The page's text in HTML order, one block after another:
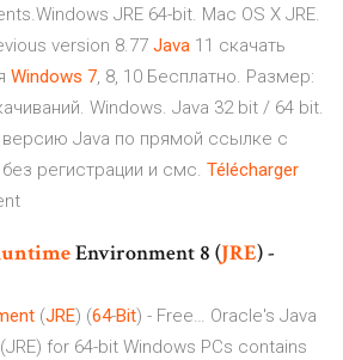
JRE 64-bit. Mac OS X JRE.
version 8.77 Java 11 cкачать
Windows 7, 8, 10 Бесплатно. Размер:
Windows. Java 32 bit / 64 bit.
Java по прямой ссылке с
регистрации и смс. Télécharger
Environment 8 (JRE) -
(JRE) (64-Bit) - Free… Oracle's Java
for 64-bit Windows PCs contains